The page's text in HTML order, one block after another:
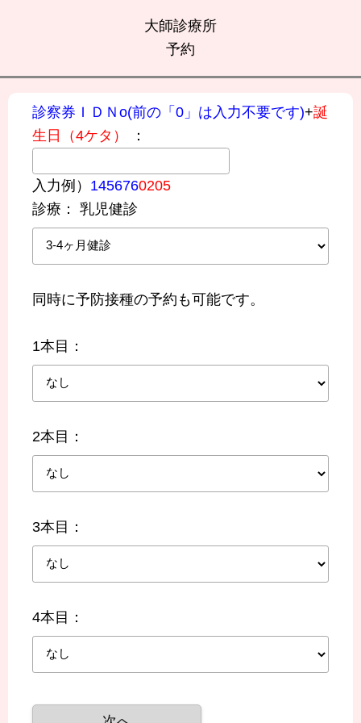
大師診療所
予約
診察券ＩＤＮo(前の「0」は入力不要です)+誕
生日（4ケタ）
：
入力例） 1456760205
診療： 乳児健診
同時に予防接種の予約も可能です。
1本目：
2本目：
3本目：
4本目：